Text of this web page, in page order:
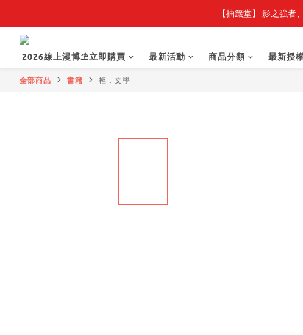
【抽籤堂】 影之強
2026線上漫博⛱️立即購買
最新活動 商品分類 最新授
全部商品 書籍 輕．文學